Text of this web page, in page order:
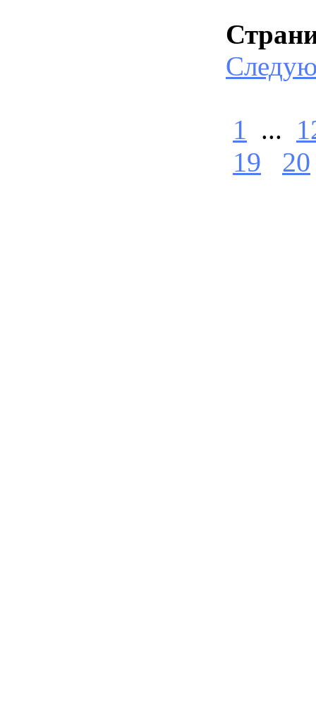
1 ...
19
20